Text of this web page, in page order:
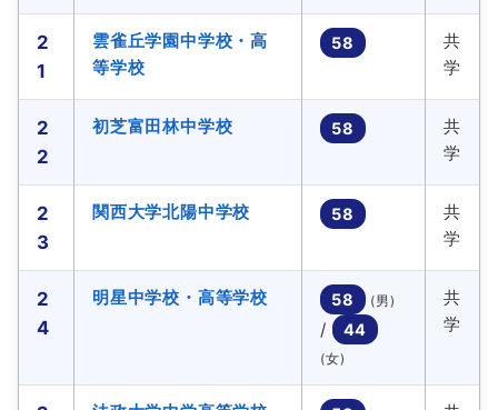
2
1
雲雀丘学園中学校・高
等学校
58
共
学
2
2
初芝富田林中学校 58
共
学
2
3
関西大学北陽中学校 58
共
学
2
4
明星中学校・高等学校 58 (男)
/ 44
(女)
共
学